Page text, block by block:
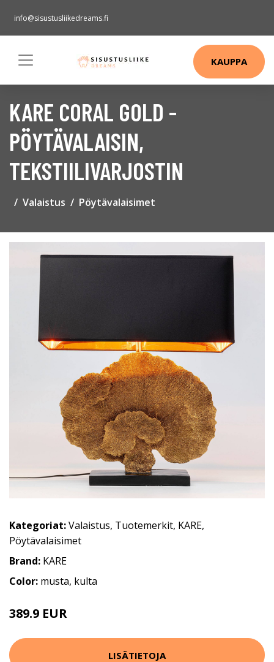
info@sisustusliikedreams.fi
KAUPPA
KARE CORAL GOLD -
PÖYTÄVALAISIN,
TEKSTIILIVARJOSTIN
Valaistus Pöytävalaisimet
Kategoriat:Valaistus, Tuotemerkit, KARE,
Pöytävalaisimet
Brand: KARE
Color: musta, kulta
389.9 EUR
LISÄTIETOJA